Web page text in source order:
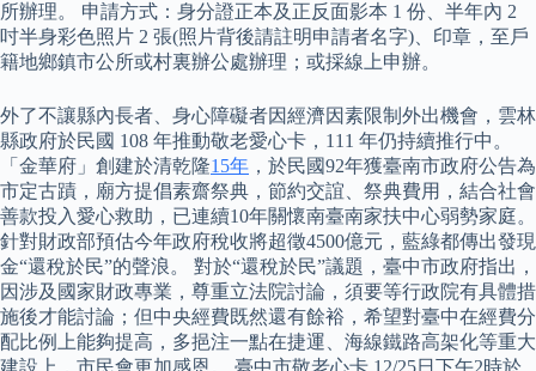
所辦理。 申請方式：身分證正本及正反面影本 1 份、半年內 2
吋半身彩色照片 2 張(照片背後請註明申請者名字)、印章，至戶
籍地鄉鎮市公所或村裏辦公處辦理；或採線上申辦。
外了不讓縣內長者、身心障礙者因經濟因素限制外出機會，雲林
縣政府於民國 108 年推動敬老愛心卡，111 年仍持續推行中。
「金華府」創建於清乾隆15年 ，於民國92年獲臺南市政府公告為
市定古蹟，廟方提倡素齋祭典，節約交誼、祭典費用，結合社會
善款投入愛心救助，已連續10年關懷南臺南家扶中心弱勢家庭。
針對財政部預估今年政府稅收將超徵4500億元，藍綠都傳出發現
金“還稅於民”的聲浪。 對於“還稅於民”議題，臺中市政府指出，
因涉及國家財政專業，尊重立法院討論，須要等行政院有具體措
施後才能討論；但中央經費既然還有餘裕，希望對臺中在經費分
配比例上能夠提高，多挹注一點在捷運、海線鐵路高架化等重大